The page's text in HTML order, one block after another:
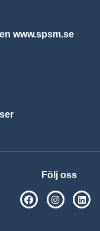
www.spsm.se
Följ oss
SPSM påSPSM